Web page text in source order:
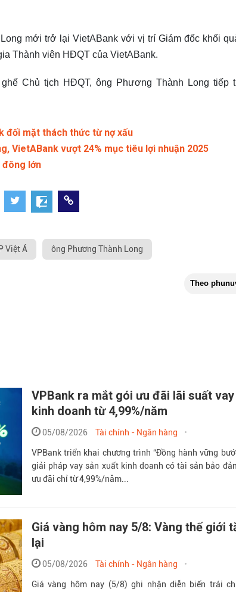
mới trở lại VietABank với vị trí Giám đốc khối
Thành viên HĐQT của VietABank.
Chủ tịch HĐQT, ông Phương Thành Long tiếp
đối mặt thách thức từ nợ xấu
VietABank vượt 24% mục tiêu lợi nhuận 2025
đông lớn
Việt Á ông Phương Thành Long
VPBank ra mắt gói ưu đãi lãi suất
kinh doanh từ 4,99%/năm
05/08/2026 Tài chính - Ngân hàng
VPBank triển khai chương trình “Đồng hành vững
giải pháp vay sản xuất kinh doanh có tài sản bảo
ưu đãi chỉ từ 4,99%/năm...
Giá vàng hôm nay 5/8: Vàng thế giới
lại
05/08/2026 Tài chính - Ngân hàng
Giá vàng hôm nay (5/8) ghi nhận diễn biến trái